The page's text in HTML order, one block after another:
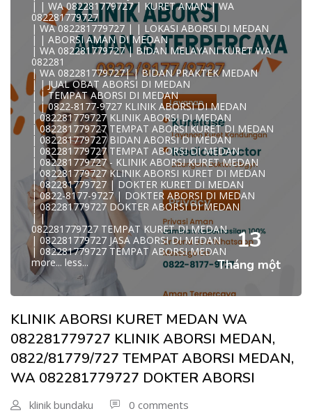
| | WA 082281779727 | KURET AMAN | WA
082281779727
| WA 082281779727 | | LOKASI ABORSI DI MEDAN
| | ABORSI AMAN DI MEDAN
| WA 082281779727 | BIDAN MELAYANI KURET WA
082281
| WA 082281779727| | BIDAN PRAKTEK MEDAN
| | JUAL OBAT ABORSI DI MEDAN
| | TEMPAT ABORSI DI MEDAN
| | 0822-8177-9727 KLINIK ABORSI DI MEDAN
| 082281779727 KLINIK ABORSI DI MEDAN
| 082281779727 TEMPAT ABORSI KURET DI MEDAN
| 082281779727 BIDAN ABORSI DI MEDAN
| 082281779727 TEMPAT ABORSI DI MEDAN
| 082281779727 - KLINIK ABORSI KURET MEDAN
| 082281779727 KLINIK ABORSI KURET DI MEDAN
| 082281779727 | DOKTER KURET DI MEDAN
| 0822-8177-9727 | DOKTER ABORSI DI MEDAN
| 082281779727 DOKTER ABORSI DI MEDAN
| |
082281779727 TEMPAT KURET DI MEDAN
| 082281779727 JASA ABORSI DI MEDAN
| 082281779727 TEMPAT ABORSI MEDAN
more... less...
13
Tháng một
KLINIK ABORSI KURET MEDAN WA
082281779727 KLINIK ABORSI MEDAN,
0822/81779/727 TEMPAT ABORSI MEDAN,
WA 082281779727 DOKTER ABORSI
klinik bundaku 0 comments
KLINIK ABORSI KURET MEDAN WA 082281779727 KLINIK
A
0822/81779/727 TEMPAT ABORSI MEDAN
WA 082281779727 DOKTER ABORSI MEDAN
WA 082281779727 KLINIK ABORSI MEDAN
WA 082281779727 TEMPAT ABORSI KURET MEDAN
082281779727 BIDAN ABORSI DI MEDAN
082281779727 DOKTER ABORSI DI MEDAN
WA 0822*81779*727 TEMPAT ABORSI MEDAN
WA 082281779727 DOKTER KURET DI MEDAN
WA 082281779727 TEMPAT KURET DI MEDAN
WA 082281779727 JASA ABORSI DI MEDAN
| WA 082-281-779-727 KURET AMAN WA 082281779727
TE
| WA 082-281-779-727 LOKASI ABORSI DI MEDAN
082-281-779-727 ABORSI AMAN DI MEDAN
| WA 082281779727 BIDAN MELAYANI KURET WA
08228177
WA 082281779727 BIDAN PRAKTEK MEDAN
| KLINIK ABORSI MEDAN
WA 082281779727 TEMPAT ABORSI DI MEDAN
| 082281779727 KLINIK ABORSI MEDAN
| WA 0822-8177-9727 DOKTER ABORSI DI MEDAN
| WA 082*2817797*27 BIDAN ABORSI DI MEDAN
| WA 0822*81779*727 KLINIK KURET DI MEDAN
WA 082281779727 KURET AMAN | WA 082281779727
KLINI
| WA 082/281779/727 KLINIK ABORSI KURET DI MEDAN
| WA 082281779727 DOKTER KURET DI MEDAN
WA 082281779727 DOKTER ABORSI DI MEDAN
| WA 08228*1779*727 TEMPAT KURET DI MEDAN
| WA )082281779727) JASA ABORSI DI MEDAN
| WA 0822#8177#9727 TEMPAT ABORSI MEDAN
| ABORSI AMAN DI MEDAN
| WA 082281779727 TEMPAT KURET MEDAN